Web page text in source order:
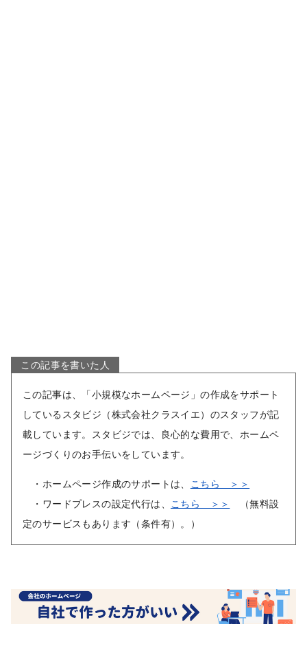
この記事を書いた人
この記事は、「小規模なホームページ」の作成をサポート
しているスタビジ（株式会社クラスイエ）のスタッフが記
載しています。スタビジでは、良心的な費用で、ホームペ
ージづくりのお手伝いをしています。
・ホームページ作成のサポートは、
こちら ＞＞
・ワードプレスの設定代行は、 こちら ＞＞
（無料設
定のサービスもあります（条件有）。）